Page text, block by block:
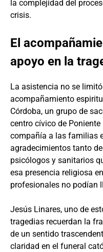
la complejidad del
crisis.
El
apoyo en la
La asistencia no se
acompañamiento
Córdoba, un grupo de
centro cívico de
compañía a las familias
agradecimientos tanto
psicólogos y sanitarios
esa presencia religiosa
profesionales no podían
Jesús Linares, uno de
tragedias recuerdan la
de un sentido
claridad en el funeral